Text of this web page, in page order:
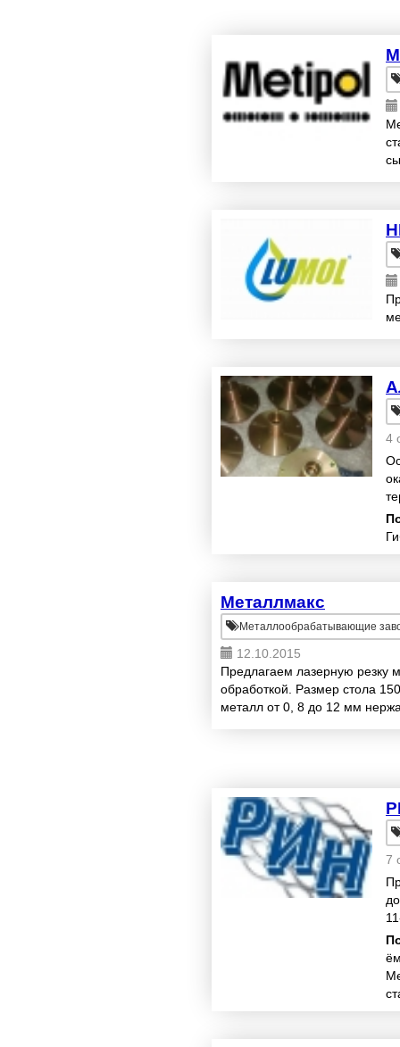
4
Металлмакс
Металлообрабатывающие
12.10.2015
Предлагаем лазерную резку
обработкой. Размер стола
металл от 0, 8 до 12 мм
7